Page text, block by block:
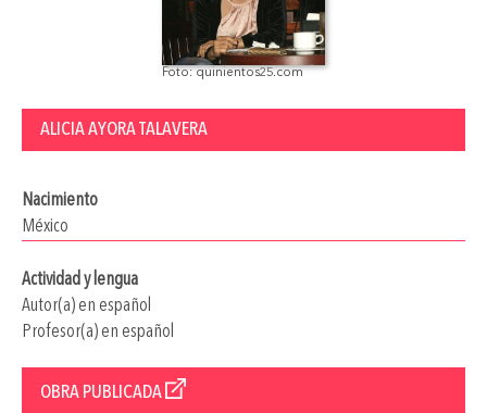
Foto: quinientos25.com
ALICIA AYORA TALAVERA
Nacimiento
México
Actividad y lengua
Autor(a) en español
Profesor(a) en español
OBRA PUBLICADA